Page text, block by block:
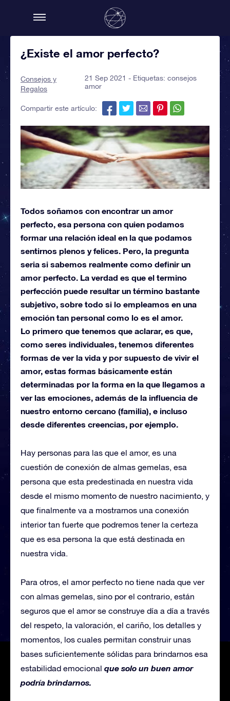
¿Existe el amor perfecto?
Consejos y
Regalos
21 Sep 2021 - Etiquetas:consejos
amor
Compartir este artículo:
Todos soñamos con encontrar un amor
perfecto, esa persona con quien podamos
formar una relación ideal en la que podamos
sentirnos plenos y felices. Pero, la pregunta
seria si sabemos realmente como definir un
amor perfecto. La verdad es que el termino
perfección puede resultar un término bastante
subjetivo, sobre todo si lo empleamos en una
emoción tan personal como lo es el amor.
Lo primero que tenemos que aclarar, es que,
como seres individuales, tenemos diferentes
formas de ver la vida y por supuesto de vivir el
amor, estas formas básicamente están
determinadas por la forma en la que llegamos a
ver las emociones, además de la influencia de
nuestro entorno cercano (familia), e incluso
desde diferentes creencias, por ejemplo.
Hay personas para las que el amor, es una
cuestión de conexión de almas gemelas, esa
persona que esta predestinada en nuestra vida
desde el mismo momento de nuestro nacimiento, y
que finalmente va a mostrarnos una conexión
interior tan fuerte que podremos tener la certeza
que es esa persona la que está destinada en
nuestra vida.
Para otros, el amor perfecto no tiene nada que ver
con almas gemelas, sino por el contrario, están
seguros que el amor se construye día a día a través
del respeto, la valoración, el cariño, los detalles y
momentos, los cuales permitan construir unas
bases suficientemente sólidas para brindarnos esa
estabilidad emocional que solo un buen amor
podría brindarnos.